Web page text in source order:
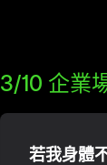
3/10 企業
若我身體